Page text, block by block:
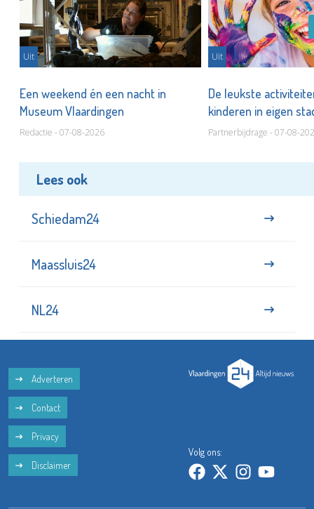
Uit
Een weekend én een nacht in
Museum Vlaardingen
Redactie - 07-08-2026
Uit
De leukste
kinderen in eigen
Partnerbijdrage - 07-08-
Lees ook
Schiedam24
Maassluis24
NL24
Adverteren
Contact
Privacy
Disclaimer
Volg ons: